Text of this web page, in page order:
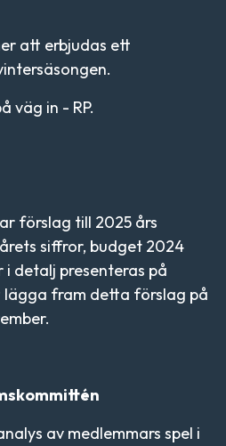
att erbjudas ett
på väg in - RP.
förslag till 2025 års
siffror, budget 2024
detalj presenteras på
lägga fram detta förslag på
av medlemmars spel i